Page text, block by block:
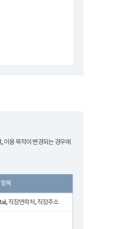
이용 목적이 변경되는 경우에
목
직장연락처, 직장주소